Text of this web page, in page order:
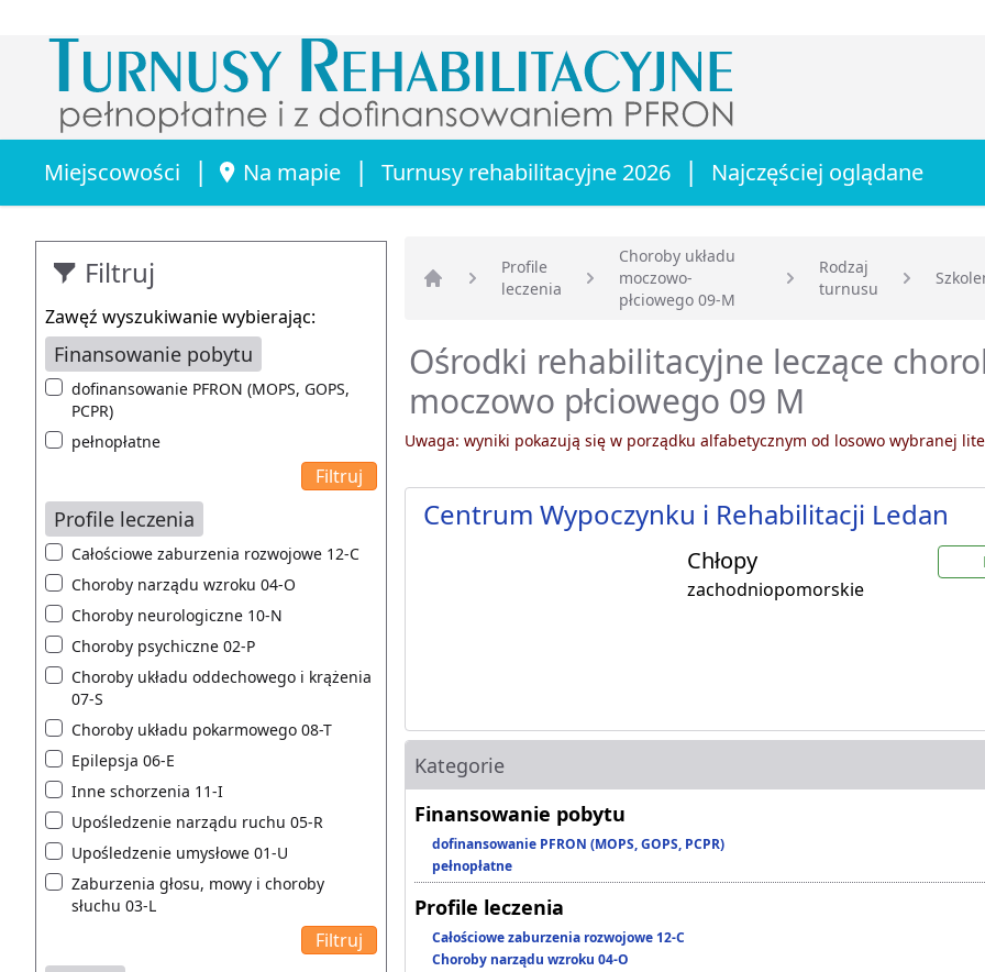
Miejscowości | Na mapie | Turnusy rehabilitacyjne 2026 | Najczęściej oglądane
Filtruj
Zawęź wyszukiwanie wybierając:
Finansowanie pobytu
dofinansowanie PFRON (MOPS, GOPS,
PCPR)
pełnopłatne
Profile leczenia
Całościowe zaburzenia rozwojowe 12-C
Choroby narządu wzroku 04-O
Choroby neurologiczne 10-N
Choroby psychiczne 02-P
Choroby układu oddechowego i krążenia
07-S
Choroby układu pokarmowego 08-T
Epilepsja 06-E
Inne schorzenia 11-I
Upośledzenie narządu ruchu 05-R
Upośledzenie umysłowe 01-U
Zaburzenia głosu, mowy i choroby
słuchu 03-L
Strona główna
Profile
leczenia
Choroby układu
moczowo-
płciowego 09-M
Rodzaj
turnusu
Ośrodki rehabilitacyjne leczące
moczowo płciowego 09 M
Uwaga: wyniki pokazują się w porządku alfabetycznym od losowo wybranej
Centrum Wypoczynku i Rehabilitacji Ledan
Chłopy
zachodniopomorskie
Kategorie
Finansowanie pobytu
dofinansowanie PFRON (MOPS, GOPS, PCPR)
pełnopłatne
Profile leczenia
Całościowe zaburzenia rozwojowe 12-C
Choroby narządu wzroku 04-O